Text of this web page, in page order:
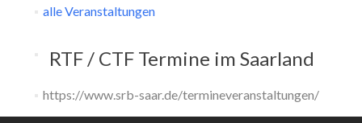
alle Veranstaltungen
RTF / CTF Termine im Saarland
https://www.srb-saar.de/termineveranstaltungen/